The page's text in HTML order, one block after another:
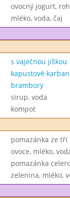
ovocný jogurt,
mléko, voda, čaj
s vaječnou jíškou
kapustové
brambory
sirup, voda
kompot
pomazánka ze
ovoce, mléko,
pomazánka
zelenina, mléko,